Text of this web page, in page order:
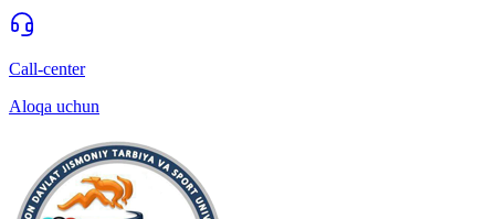
Call-center
Aloqa uchun